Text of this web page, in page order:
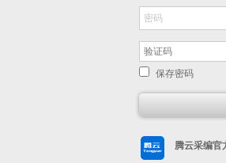
保存密码
腾云采编官